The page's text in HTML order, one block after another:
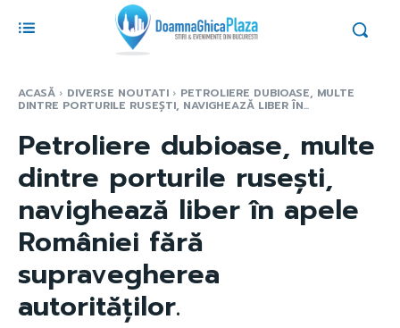
ACASĂ DIVERSE NOUTATI PETROLIERE DUBIOASE, MULTE
DINTRE PORTURILE RUSEȘTI, NAVIGHEAZĂ LIBER ÎN...
Petroliere dubioase, multe
dintre porturile rusești,
navighează liber în apele
României fără
supravegherea
autorităților.